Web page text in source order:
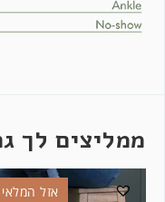
ממליצים לך
אזל המלאי